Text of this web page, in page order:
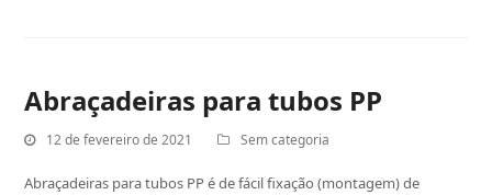
Abraçadeiras para tubos PP
12 de fevereiro de 2021 Sem categoria
Abraçadeiras para tubos PP é de fácil fixação (montagem) de